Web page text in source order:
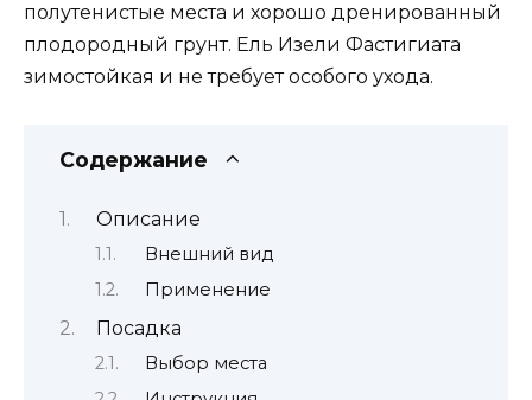
полутенистые места и хорошо дренированный
плодородный грунт. Ель Изели Фастигиата
зимостойкая и не требует особого ухода.
Содержание
Описание
Внешний вид
Применение
Посадка
Выбор места